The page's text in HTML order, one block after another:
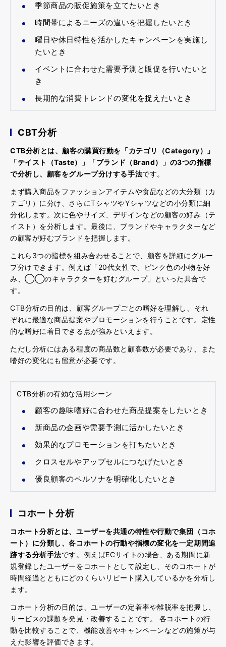
季節商品の販促施策を立てたいとき
時間帯によるニーズの違いを把握したいとき
曜日や休日特性を活かしたキャンペーンを実施し
たいとき
イベントに合わせた需要予測と販促を行いたいと
き
長期的な消費トレンドの変化を捉えたいとき
CBT分析
CTB分析とは、顧客の購買行動を「カテゴリ（Category）」
「テイスト（Taste）」「ブランド（Brand）」の3つの指標
で分析し、顧客をグループ分けする手法です。
まず購入商品をファッションアイテムや食品などの大分類（カ
テゴリ）に分け、さらにTシャツやYシャツなどの小分類に細
分化します。次に色やサイズ、デザインなどの顧客の好み（テ
イスト）を分析します。最後に、ブランドやキャラクターなど
の顧客が好むブランドを把握します。
これら3つの指標を組み合わせることで、顧客を詳細にグルー
プ分けできます。例えば「20代女性で、ピンク色の小物を好
み、◯◯のキャラクターを好むグループ」といった具合で
す。
CTB分析の目的は、顧客グループごとの嗜好を理解し、それ
ぞれに最適な商品提案やプロモーションを行うことです。定性
的な嗜好に着目できる点が強みといえます。
ただし分析にはある程度の商品数と顧客数が必要であり、また
嗜好の変化にも留意が必要です。
CTB分析の有効な活用シーン
顧客の趣味嗜好に合わせた商品提案をしたいとき
新商品の企画や需要予測に活かしたいとき
効果的なプロモーションを打ちたいとき
クロスセルやアップセルにつなげたいとき
優良顧客のペルソナを明確化したいとき
コホート分析
コホート分析とは、ユーザーを共通の特性や行動で集団（コホ
ート）に分類し、各コホートの行動や指標の変化を一定期間追
跡する分析手法です。例えばECサイトの場合、ある期間に新
規登録したユーザーをコホートとして設定し、そのコホートが
時間経過とともにどのくらいリピート購入しているかを分析し
ます。
コホート分析の目的は、ユーザーの定着率や離脱率を把握し、
サービスの課題を発見・改善することです。 各コホートの行
動を比較することで、機能改善やキャンペーンなどの施策が与
えた影響を評価できます。